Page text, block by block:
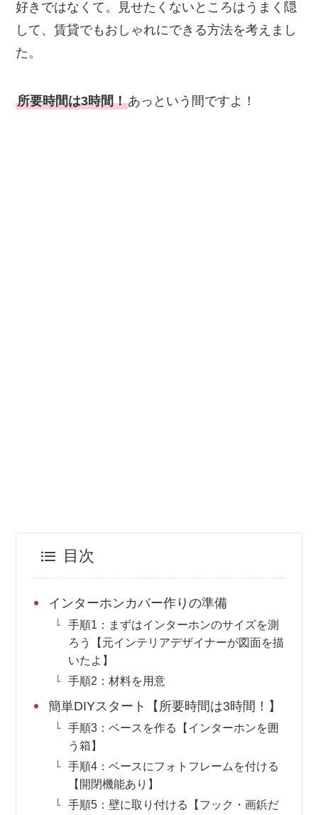
好きではなくて。見せたくないところはうまく隠
して、賃貸でもおしゃれにできる方法を考えまし
た。
所要時間は3時間！あっという間ですよ！
目次
インターホンカバー作りの準備
手順1：まずはインターホンのサイズを測
ろう【元インテリアデザイナーが図面を描
いたよ】
手順2：材料を用意
簡単DIYスタート【所要時間は3時間！】
手順3：ベースを作る【インターホンを囲
う箱】
手順4：ベースにフォトフレームを付ける
【開閉機能あり】
手順5：壁に取り付ける【フック・画鋲だ